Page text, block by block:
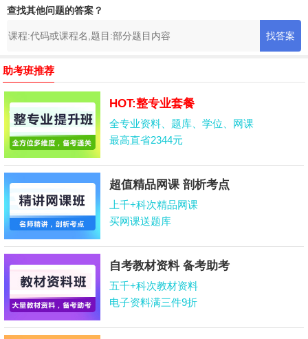
查找其他问题的答案？
助考班推荐
HOT:整专业套餐
全专业资料、题库、学位、网课
最高直省2344元
超值精品网课 剖析考点
上千+科次精品网课
买网课送题库
自考教材资料 备考助考
五千+科次教材资料
电子资料满三件9折